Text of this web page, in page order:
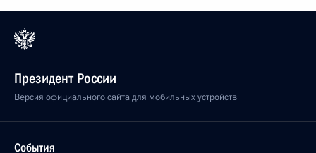
Президент России
Версия официального сайта для мобильных устройств
События